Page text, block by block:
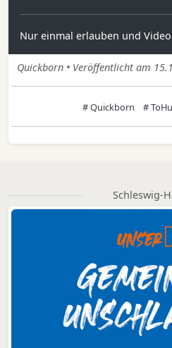
Nur einmal erlauben und
Quickborn • Veröffentlicht am
# Quickborn #
Schleswig-